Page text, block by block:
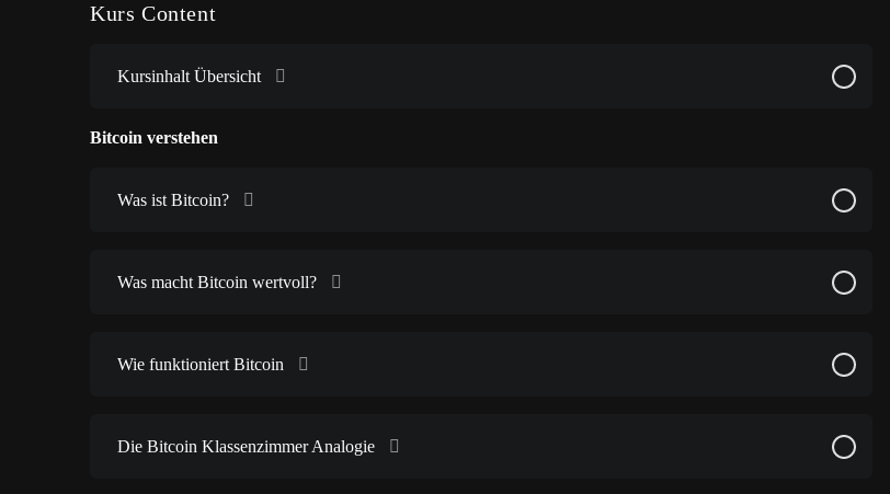
Kurs Content
Kursinhalt Übersicht
Bitcoin verstehen
Was ist Bitcoin?
Was macht Bitcoin wertvoll?
Wie funktioniert Bitcoin
Die Bitcoin Klassenzimmer Analogie